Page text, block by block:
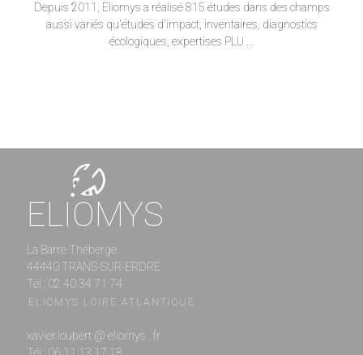
Depuis 2011, Eliomys a réalisé 815 études dans des champs
aussi variés qu'études d'impact, inventaires, diagnostics
écologiques, expertises PLU ...
ELIOMYS
La Barre Théberge
44440 TRANS-SUR-ERDRE
Tél : 02 40 34 71 74
ELIOMYS LOIRE ATLANTIQUE
xavier.loubert @ eliomys . fr